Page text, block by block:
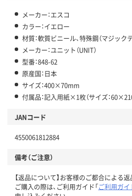
メーカー：エスコ
カラー：イエロー
材質：軟質ビニール、特殊鋼（マジック
メーカー：ユニット（UNIT）
型番：848-62
原産国：日本
サイズ：400×70mm
付属品：記入用紙×1枚（サイズ：
JANコード
4550061812884
備考（ご注意）
【返品について】お客様のご都合による
ご購入の際は、ご利用ガイド「ご利用ガイ